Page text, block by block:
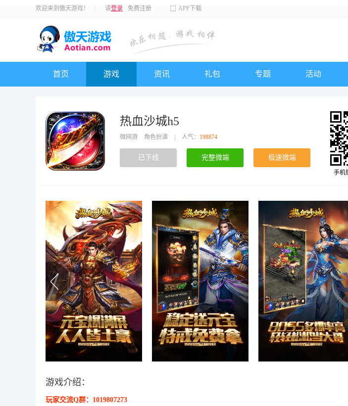
欢迎来到傲天游戏！ 请登录 免费注册 APP下载
首页 游戏 资讯 礼包 专题 活动
热血沙城h5
微网游 角色扮演 人气： 198874
已下线 完整微端 极速微端
手机
游戏介绍：
玩家交流Q群：1019807273